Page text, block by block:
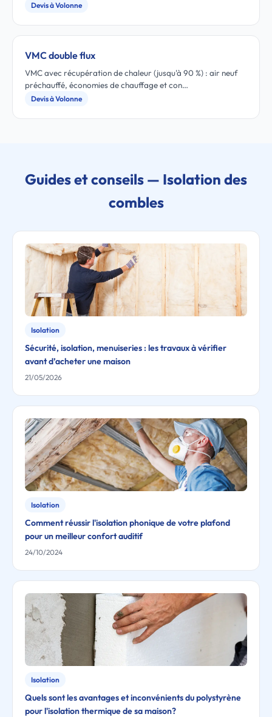
Devis à Volonne
VMC double flux
VMC avec récupération de chaleur (jusqu'à 90 %) : air neuf
préchauffé, économies de chauffage et con…
Devis à Volonne
Guides et conseils — Isolation des
combles
Isolation
Sécurité, isolation, menuiseries : les travaux à vérifier
avant d’acheter une maison
21/05/2026
Isolation
Comment réussir l'isolation phonique de votre plafond
pour un meilleur confort auditif
24/10/2024
Isolation
Quels sont les avantages et inconvénients du polystyrène
pour l'isolation thermique de sa maison?